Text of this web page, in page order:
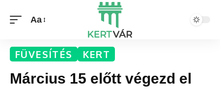
Aa
FÜVESÍTÉS KERT
Március 15 előtt végezd el